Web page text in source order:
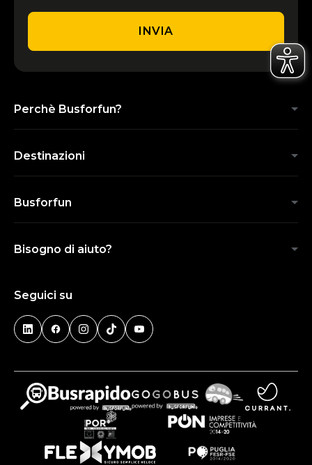
INVIA
Perchè Busforfun?
Destinazioni
Busforfun
Bisogno di aiuto?
Seguici su